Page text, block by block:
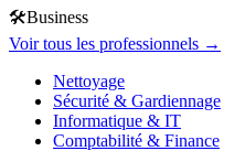
🛠️Business
Voir tous les professionnels →
Nettoyage
Sécurité & Gardiennage
Informatique & IT
Comptabilité & Finance